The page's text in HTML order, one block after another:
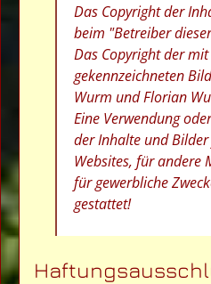
Das Copyright der
beim "Betreiber
Das Copyright der
gekennzeichneten
Wurm und Florian
Eine Verwendung
der Inhalte und
Websites, für andere
für gewerbliche
gestattet!